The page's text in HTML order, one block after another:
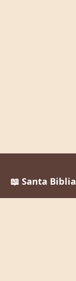
📖 Santa Biblia
Reina Valera 1960